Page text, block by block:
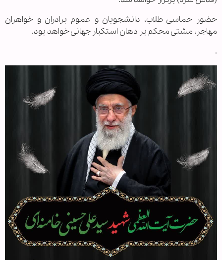
حضور حماسی طلاب، دانشجویان و عموم برادران و خواهران
مهاجر، مشتی محکم بر دهان استکبار جهانی خواهد بود.
.